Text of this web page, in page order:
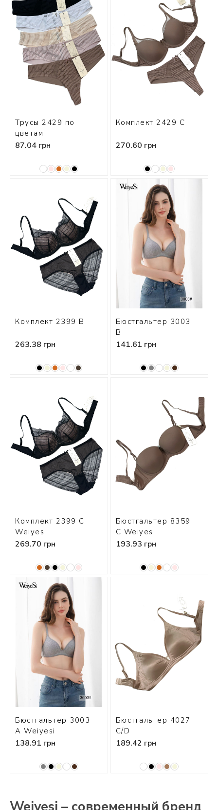
Трусы 2429 по
цветам
87.04 грн
Комплект 2429 С
270.60 грн
Комплект 2399 В
263.38 грн
Бюстгальтер 3003
В
141.61 грн
Комплект 2399 С
Weiyesi
269.70 грн
Бюстгальтер 8359
С Weiyesi
193.93 грн
Бюстгальтер 3003
А Weiyesi
138.91 грн
Бюстгальтер 4027
C/D
189.42 грн